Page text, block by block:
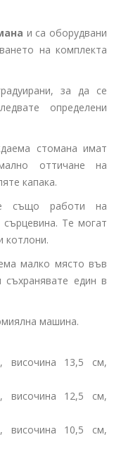
и са оборудвани
на комплекта
за да се
определени
стомана имат
оттичане на
капака.
също работи на
Те могат
котлони.
малко място във
един в
машина.
височина 13,5 см,
височина 12,5 см,
височина 10,5 см,